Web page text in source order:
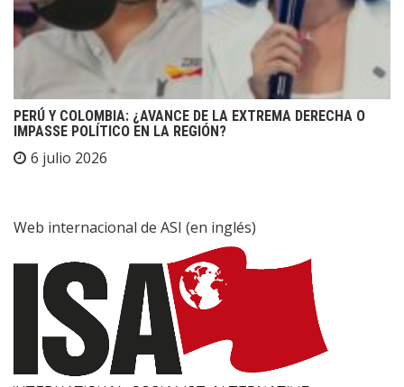
PERÚ Y COLOMBIA: ¿AVANCE DE LA EXTREMA DERECHA O
IMPASSE POLÍTICO EN LA REGIÓN?
6 julio 2026
Web internacional de ASI (en inglés)